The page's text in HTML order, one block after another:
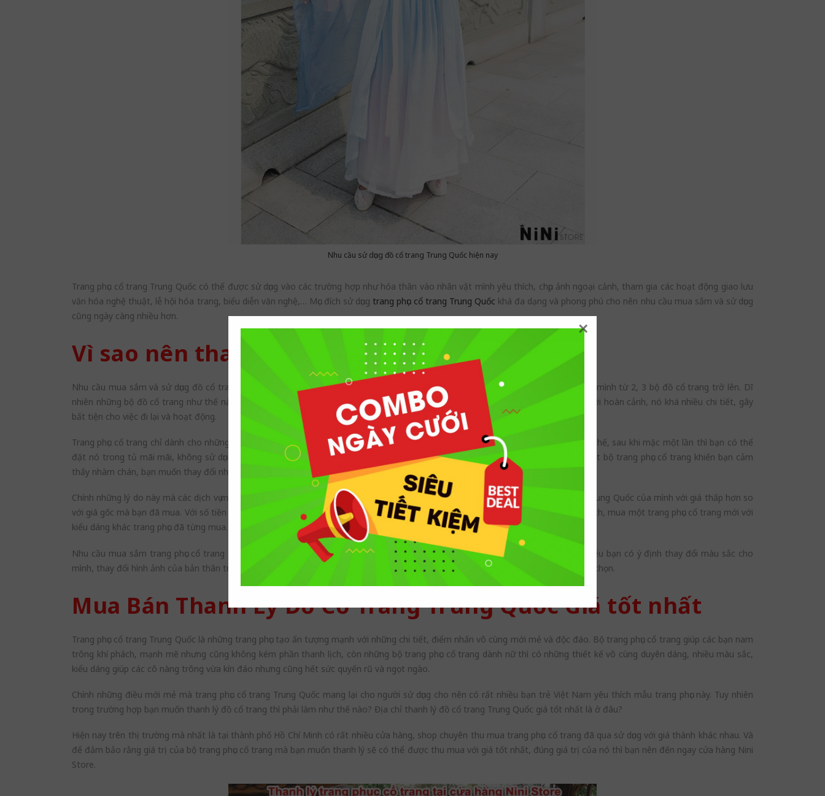
×
Nhu cầu sử dụng đồ cổ trang Trung Quốc hiện nay
Trang phục cổ trang Trung Quốc có thể được sử dụng vào các trường hợp như hóa thân vào nhân vật mình yêu thích, chụp ảnh ngoại cảnh, tham gia các hoạt động giao lưu
văn hóa nghệ thuật, lễ hội hóa trang, biểu diễn văn nghệ,… Mục đích sử dụng trang phục cổ trang Trung Quốc khá đa dạng và phong phú cho nên nhu cầu mua sắm và sử dụng
cũng ngày càng nhiều hơn.
Vì sao nên thanh lý đồ cổ trang Trung Quốc?
Nhu cầu mua sắm và sử dụng đồ cổ trang Trung Quốc ngày càng tăng lên theo từng thời điểm, có nhiều bạn trẻ còn sở hữu cho mình từ 2, 3 bộ đồ cổ trang trở lên. Dĩ
nhiên những bộ đồ cổ trang như thế này chúng ta không thể mặc vào những ngày bình thường vì nó hoàn toàn không phù hợp với hoàn cảnh, nó khá nhiều chi tiết, gây
bất tiện cho việc đi lại và hoạt động.
Trang phục cổ trang chỉ dành cho những lễ hội, khi chụp ảnh ngoại cảnhhoặc tham gia biểu diễn văn nghệ,… Số lần sử dụng khá hạn chế, sau khi mặc một lần thì bạn có thể
đặt nó trong tủ mãi mãi, không sử dụng lại nữa và điều này khiến bạn cảm thấy khá phung phí? Hoặc việc mặc đi mặc lại mãi một bộ trang phục cổ trang khiến bạn cảm
thấy nhàm chán, bạn muốn thay đổi nhưng chưa có đủ chi phí?
Chính những lý do này mà các dịch vụ mua bán thanh lý đồ cổ trang Trung Quốc ra đời. Bạn có thể thanh lý lại trang phục cổ trang Trung Quốc của mình với giá thấp hơn so
với giá gốc mà bạn đã mua. Với số tiền này bạn có thể tiết kiệm hoặc sử dụng vào một mục đích khác như mua trang phục mà bạn thích, mua một trang phục cổ trang mới với
kiểu dáng khác trang phục đã từng mua.
Nhu cầu mua sắm trang phục cổ trang Trung Quốc càng tăng và nhu cầu thanh lý trang phục cũng không hề thua kém. Cho nên nếu bạn có ý định thay đổi màu sắc cho
mình, thay đổi hình ảnh của bản thân trong từng album ảnh thì đây là một phương thức lý tưởng mà bạn có thể tham khảo và lựa chọn.
Mua Bán Thanh Lý Đồ Cổ Trang Trung Quốc Giá tốt nhất
Trang phục cổ trang Trung Quốc là những trang phục tạo ấn tượng mạnh với những chi tiết, điểm nhấn vô cùng mới mẻ và độc đáo. Bộ trang phục cổ trang giúp các bạn nam
trông khí phách, mạnh mẽ nhưng cũng không kém phần thanh lịch, còn những bộ trang phục cổ trang dành nữ thì có những thiết kế vô cùng duyên dáng, nhiều màu sắc,
kiểu dáng giúp các cô nàng trông vừa kín đáo nhưng cũng hết sức quyến rũ và ngọt ngào.
Chính những điều mới mẻ mà trang phục cổ trang Trung Quốc mang lại cho người sử dụng cho nên có rất nhiều bạn trẻ Việt Nam yêu thích mẫu trang phục này. Tuy nhiên
trong trường hợp bạn muốn thanh lý đồ cổ trang thì phải làm như thế nào? Địa chỉ thanh lý đồ cổ trang Trung Quốc giá tốt nhất là ở đâu?
Hiện nay trên thị trường mà nhất là tại thành phố Hồ Chí Minh có rất nhiều cửa hàng, shop chuyên thu mua trang phục cổ trang đã qua sử dụng với giá thành khác nhau. Và
để đảm bảo rằng giá trị của bộ trang phục cổ trang mà bạn muốn thanh lý sẽ có thể được thu mua với giá tốt nhất, đúng giá trị của nó thì bạn nên đến ngay cửa hàng Nini
Store.